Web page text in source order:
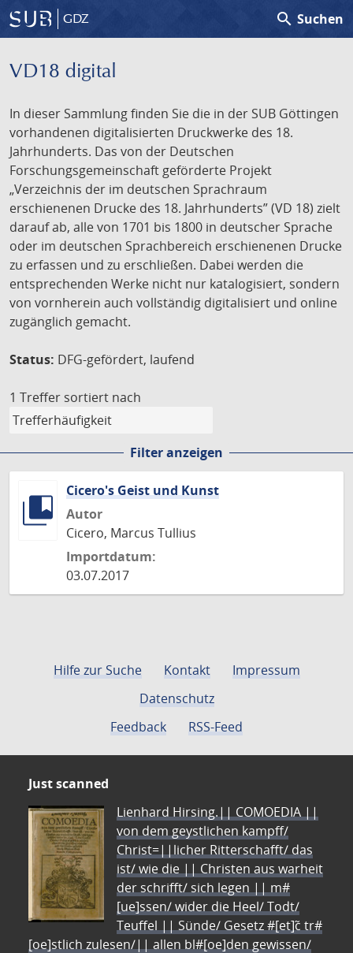
GDZ search Suchen
VD18 digital
In dieser Sammlung finden Sie die in der SUB Göttingen
vorhandenen digitalisierten Druckwerke des 18.
Jahrhunderts. Das von der Deutschen
Forschungsgemeinschaft geförderte Projekt
„Verzeichnis der im deutschen Sprachraum
erschienenen Drucke des 18. Jahrhunderts” (VD 18) zielt
darauf ab, alle von 1701 bis 1800 in deutscher Sprache
oder im deutschen Sprachbereich erschienenen Drucke
zu erfassen und zu erschließen. Dabei werden die
entsprechenden Werke nicht nur katalogisiert, sondern
von vornherein auch vollständig digitalisiert und online
zugänglich gemacht.
Status: DFG-gefördert, laufend
1 Treffer sortiert nach
Filter anzeigen
Cicero's Geist und Kunst
Autor
Cicero, Marcus Tullius
Importdatum:
03.07.2017
Hilfe zur Suche Kontakt
Impressum
Datenschutz
Feedback
RSS-Feed
Just scanned
Lienhard Hirsing.|| COMOEDIA ||
von dem geystlichen kampff/
Christ=||licher Ritterschafft/ das
ist/ wie die || Christen aus warheit
der schrifft/ sich legen || m#
[ue]ssen/ wider die Heel/ Todt/
Teuffel || Sünde/ Gesetz #[et]c̃ tr#
[oe]stlich zulesen/|| allen bl#[oe]den gewissen/